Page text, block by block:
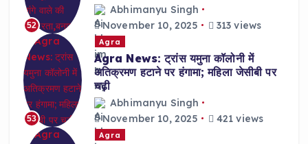
52
Abhimanyu Singh
November 10, 2025
313 views
53
Agra
Agra News: ट्रांस यमुना कॉलोनी में
अतिक्रमण हटाने पर हंगामा; महिला जेसीबी पर
चढ़ी
Abhimanyu Singh
November 10, 2025
421 views
Agra